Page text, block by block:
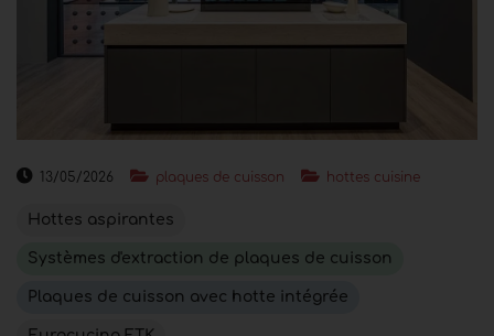
13/05/2026 plaques de cuisson hottes cuisine
Hottes aspirantes
Systèmes d'extraction de plaques de cuisson
Plaques de cuisson avec hotte intégrée